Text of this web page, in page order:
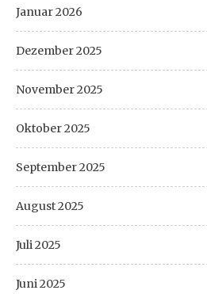
Januar 2026
Dezember 2025
November 2025
Oktober 2025
September 2025
August 2025
Juli 2025
Juni 2025